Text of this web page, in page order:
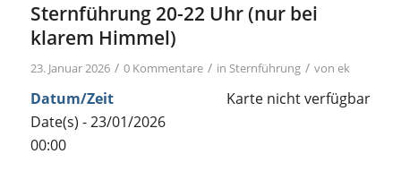
Sternführung 20-22 Uhr (nur bei
klarem Himmel)
23. Januar 2026 / 0 Kommentare / in Sternführung / von ek
Karte nicht verfügbar
Datum/Zeit
Date(s) - 23/01/2026
00:00